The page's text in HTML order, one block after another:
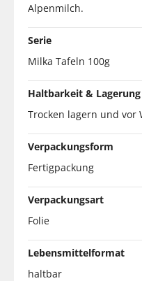
Alpenmilch.
Serie
Milka Tafeln 100g
Haltbarkeit & Lagerung
Trocken lagern und vor
Verpackungsform
Fertigpackung
Verpackungsart
Folie
Lebensmittelformat
haltbar